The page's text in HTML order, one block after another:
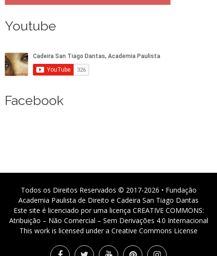
Youtube
Facebook
Todos os Direitos Reservados © 2017-2026 • Fundação
Academia Paulista de Direito e Cadeira San Tiago Dantas
Este site é licenciado por uma licença CREATIVE COMMONS:
Atribuição – Não Comercial – Sem Derivações 4.0 Internacional
This work is licensed under a Creative Commons License